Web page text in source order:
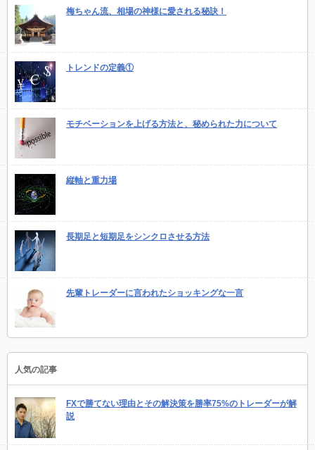
梅ちゃん流、相場の神様に愛される秘訣！
トレンドの定義①
モチベーションを上げる方法と、秘められた力について
縦軸と重力場
長期足と短期足をシンクロさせる方法
先輩トレーダーに言われたショッキングな一言
人気の記事
FXで勝てない理由とその解決策を勝率75%のトレーダーが解
説